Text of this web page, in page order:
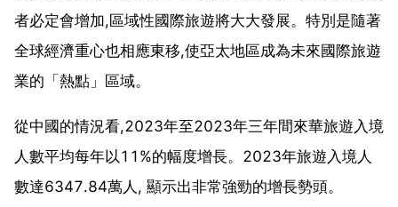
者必定會增加,區域性國際旅遊將大大發展。特別是隨著
全球經濟重心也相應東移,使亞太地區成為未來國際旅遊
業的「熱點」區域。
從中國的情況看,2023年至2023年三年間來華旅遊入境
人數平均每年以11%的幅度增長。2023年旅遊入境人
數達6347.84萬人, 顯示出非常強勁的增長勢頭。